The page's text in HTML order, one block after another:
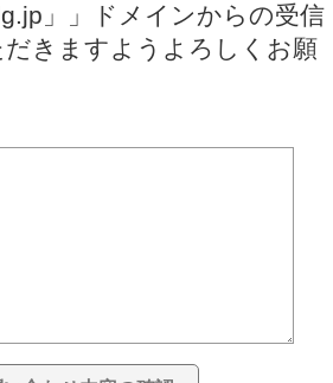
」」ドメインからの受信
きますようよろしくお願